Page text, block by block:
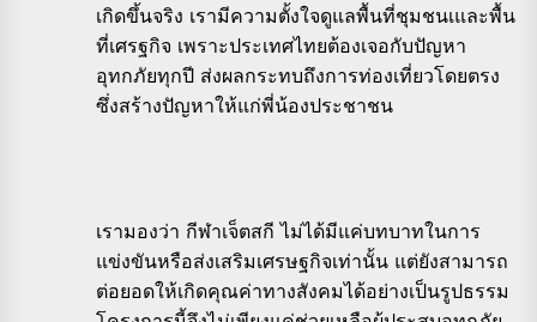
เกิดขึ้นจริง เรามีความตั้งใจดูแลพื้นที่ชุมชนเและพื้น
ที่เศรฐกิจ เพราะประเทศไทยต้องเจอกับปัญหา
อุทกภัยทุกปี ส่งผลกระทบถึงการท่องเที่ยวโดยตรง
ซึ่งสร้างปัญหาให้แก่พี่น้องประชาชน
เรามองว่า กีฬาเจ็ตสกี ไม่ได้มีแค่บทบาทในการ
แข่งขันหรือส่งเสริมเศรษฐกิจเท่านั้น แต่ยังสามารถ
ต่อยอดให้เกิดคุณค่าทางสังคมได้อย่างเป็นรูปธรรม